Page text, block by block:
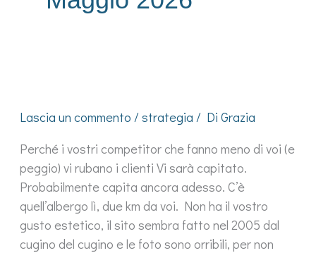
Lascia un commento /strategia / DiGrazia
Perché i vostri competitor che fanno meno di voi (e
peggio) vi rubano i clienti Vi sarà capitato.
Probabilmente capita ancora adesso. C’è
quell’albergo lì, due km da voi. Non ha il vostro
gusto estetico, il sito sembra fatto nel 2005 dal
cugino del cugino e le foto sono orribili, per non